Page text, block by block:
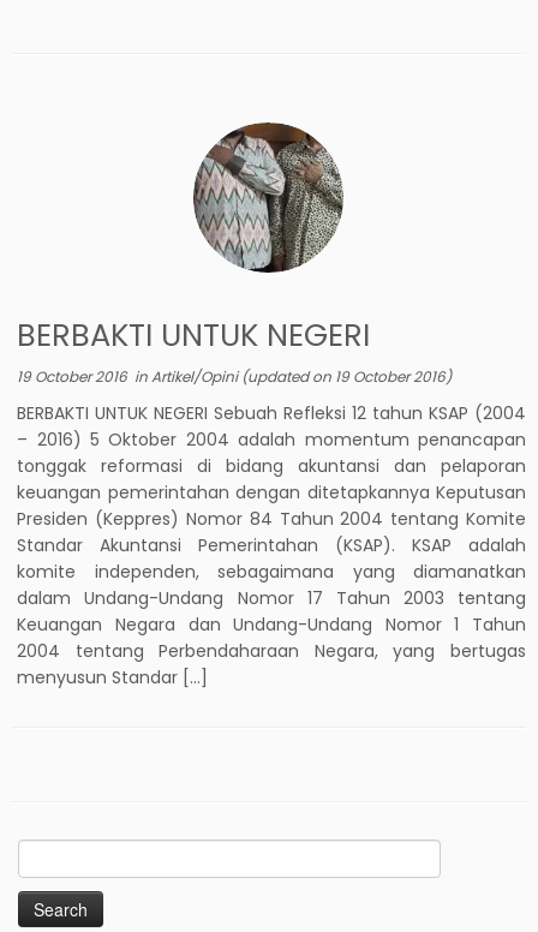
BERBAKTI UNTUK NEGERI
19 October 2016inArtikel/Opini(updated on 19 October 2016)
BERBAKTI UNTUK NEGERI Sebuah Refleksi 12 tahun KSAP (2004
– 2016) 5 Oktober 2004 adalah momentum penancapan
tonggak reformasi di bidang akuntansi dan pelaporan
keuangan pemerintahan dengan ditetapkannya Keputusan
Presiden (Keppres) Nomor 84 Tahun 2004 tentang Komite
Standar Akuntansi Pemerintahan (KSAP). KSAP adalah
komite independen, sebagaimana yang diamanatkan
dalam Undang-Undang Nomor 17 Tahun 2003 tentang
Keuangan Negara dan Undang-Undang Nomor 1 Tahun
2004 tentang Perbendaharaan Negara, yang bertugas
menyusun Standar […]
Search
for: